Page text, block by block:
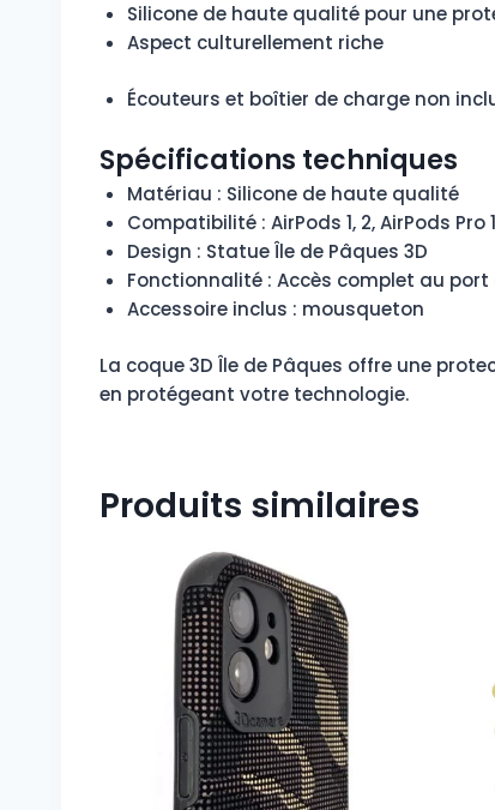
Silicone de haute qualité pour une
Aspect culturellement riche
Écouteurs et boîtier de charge non
Spécifications techniques
Matériau : Silicone de haute qualité
Compatibilité : AirPods 1, 2, AirPods Pro
Design : Statue Île de Pâques 3D
Fonctionnalité : Accès complet au port
Accessoire inclus : mousqueton
La coque 3D Île de Pâques offre une
en protégeant votre technologie.
Produits similaires